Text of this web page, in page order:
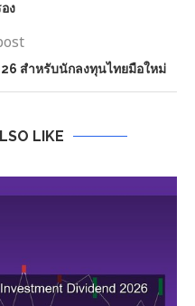
ง
สำหรับนักลงทุนไทยมือใหม่
LIKE